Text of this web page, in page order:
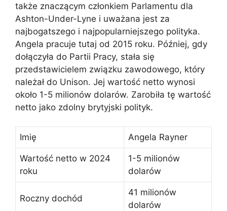
także znaczącym członkiem Parlamentu dla
Ashton-Under-Lyne i uważana jest za
najbogatszego i najpopularniejszego polityka.
Angela pracuje tutaj od 2015 roku. Później, gdy
dołączyła do Partii Pracy, stała się
przedstawicielem związku zawodowego, który
należał do Unison. Jej wartość netto wynosi
około 1-5 milionów dolarów. Zarobiła tę wartość
netto jako zdolny brytyjski polityk.
Imię Angela Rayner
Wartość netto w 2024
roku
1-5 milionów
dolarów
Roczny dochód
41 milionów
dolarów